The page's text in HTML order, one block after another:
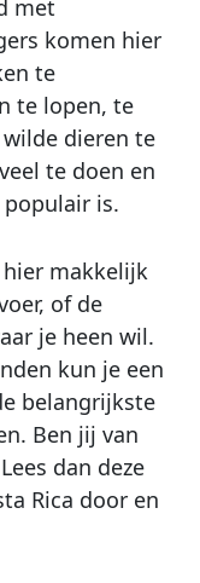
met
komen hier
te
te lopen, te
dieren te
te doen en
is.
makkelijk
of de
je heen wil.
kun je een
belangrijkste
Ben jij van
dan deze
Rica door en